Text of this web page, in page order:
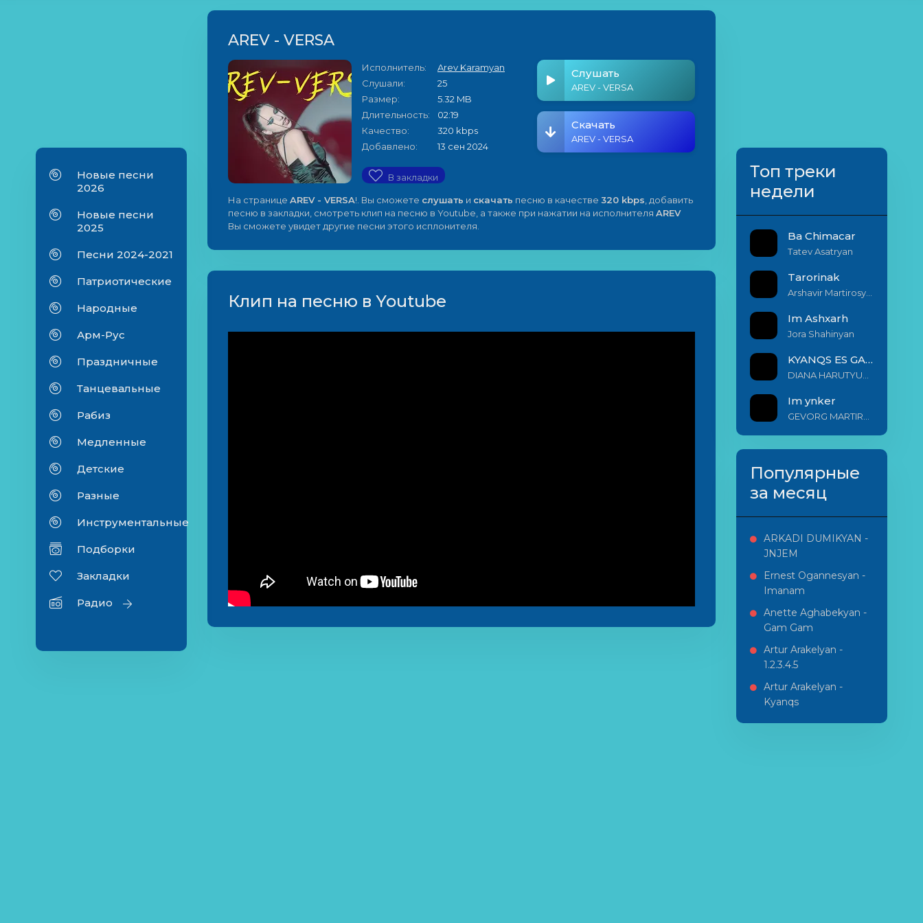
Новые песни
2026
Новые песни
2025
Песни 2024-2021
Патриотические
Народные
Арм-Рус
Праздничные
Танцевальные
Рабиз
Медленные
Детские
Разные
Инструментальные
Подборки
Закладки
Радио
AREV - VERSA
Исполнитель:
Arev Karamyan
Слушали:
25
Размер:
5.32 MB
Длительность:
02:19
Качество:
320 kbps
Добавлено:
13 сен 2024
В закладки
Слушать
AREV - VERSA
Скачать
AREV - VERSA
На странице AREV - VERSA!. Вы сможете слушать и скачать песню в качестве 320 kbps , добавить
песню в закладки, смотреть клип на песню в Youtube, а также при нажатии на исполнителя AREV
Вы сможете увидет другие песни этого исплонителя.
Клип на песню в Youtube
Топ треки
недели
Ba Chimacar
Tatev Asatryan
Tarorinak
Im Ashxarh
Jora Shahinyan
KYANQS ES GALIS EM
Im ynker
Популярные
за месяц
ARKADI DUMIKYAN -
JNJEM
Ernest Ogannesyan -
Imanam
Anette Aghabekyan -
Gam Gam
Artur Arakelyan -
1.2.3.4.5
Artur Arakelyan -
Kyanqs